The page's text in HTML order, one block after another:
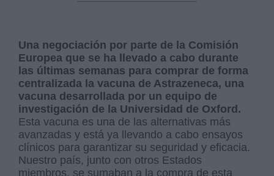
Una negociación por parte de la Comisión
Europea que se ha llevado a cabo durante
las últimas semanas para comprar de forma
centralizada la vacuna de Astrazeneca, una
vacuna desarrollada por un equipo de
investigación de la Universidad de Oxford.
Esta vacuna es una de las alternativas más
avanzadas y está ya llevando a cabo ensayos
clínicos para garantizar su seguridad y eficacia.
Nuestro país, junto con otros Estados
miembros, se sumaban a la compra de esta